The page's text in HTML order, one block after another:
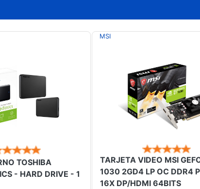
TOSHIBA
- HARD DRIVE - 1
MSI
TARJETA VIDEO MSI
1030 2GD4 LP OC DDR4
16X DP/HDMI 64BITS